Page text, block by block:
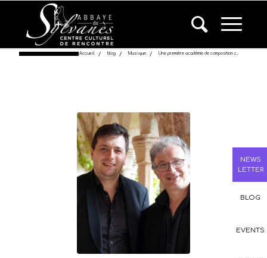
NEWS
LETTER
BLOG
EVENTS
Accueil / blog / Musique / Une première académie de composition c...